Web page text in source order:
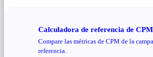
Calculadora de referencia de CPM
Compare las métricas de CPM de la
referencia.